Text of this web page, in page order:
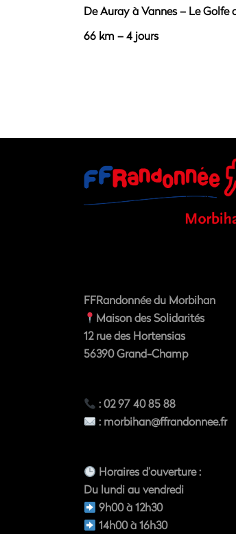
De Auray à Vannes – Le Golfe
66 km – 4 jours
FFRandonnée du Morbihan
Maison des Solidarités
12 rue des Hortensias
56390Grand-Champ
: 02 97 40 85 88
: morbihan@ffrandonnee.fr
Horaires d’ouverture:
Du lundi au vendredi
9h00 à 12h30
14h00 à 16h30